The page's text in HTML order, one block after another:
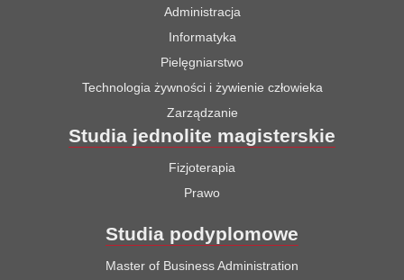
Administracja
Informatyka
Pielęgniarstwo
Technologia żywności i żywienie człowieka
Zarządzanie
Studia jednolite magisterskie
Fizjoterapia
Prawo
Studia podyplomowe
Master of Business Administration